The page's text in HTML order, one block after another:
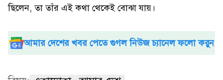
ছিলেন, তা তাঁর এই কথা থেকেই বোঝা যায়।
আমার দেশের খবর পেতে গুগল নিউজ চ্যানেল ফলো করুন